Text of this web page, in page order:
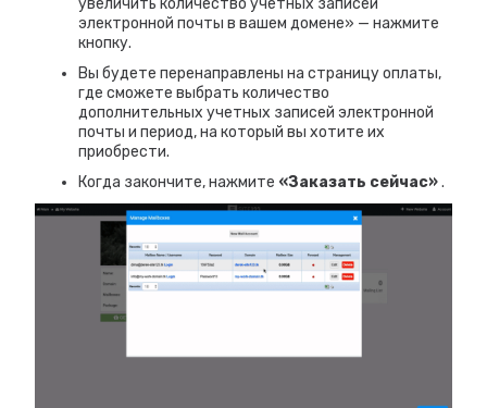
увеличить количество учетных записей
электронной почты в вашем домене» — нажмите
кнопку.
Вы будете перенаправлены на страницу оплаты,
где сможете выбрать количество
дополнительных учетных записей электронной
почты и период, на который вы хотите их
приобрести.
Когда закончите, нажмите «Заказать сейчас».